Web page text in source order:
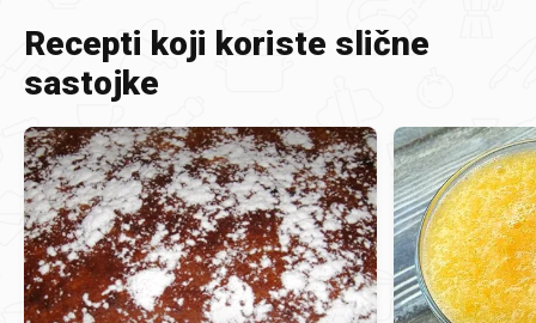
Recepti koji koriste slične
sastojke